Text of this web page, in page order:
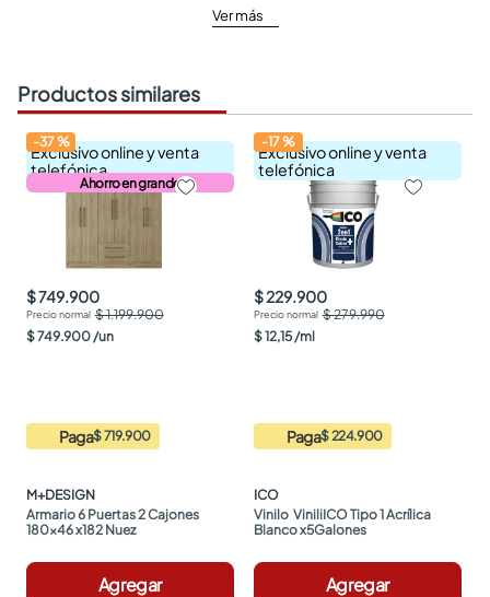
Ver más
Productos similares
Exclusivo online y venta
telefónica
Ahorro en grande
-37%
$ 749.900
$ 1.199.900
$749.900/un
Paga$ 719.900
M+DESIGN
Armario 6 Puertas 2 Cajones
180x46 x182 Nuez
Agregar
Exclusivo online y venta
telefónica
-17%
$ 229.900
$ 279.990
$12,15/ml
Paga$ 224.900
ICO
Vinilo  ViniliICO Tipo 1 Acrílica
Blanco x5Galones
Agregar